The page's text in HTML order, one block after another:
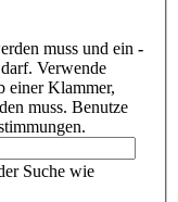
muss und ein -
Verwende
einer Klammer,
muss. Benutze
Suche wie